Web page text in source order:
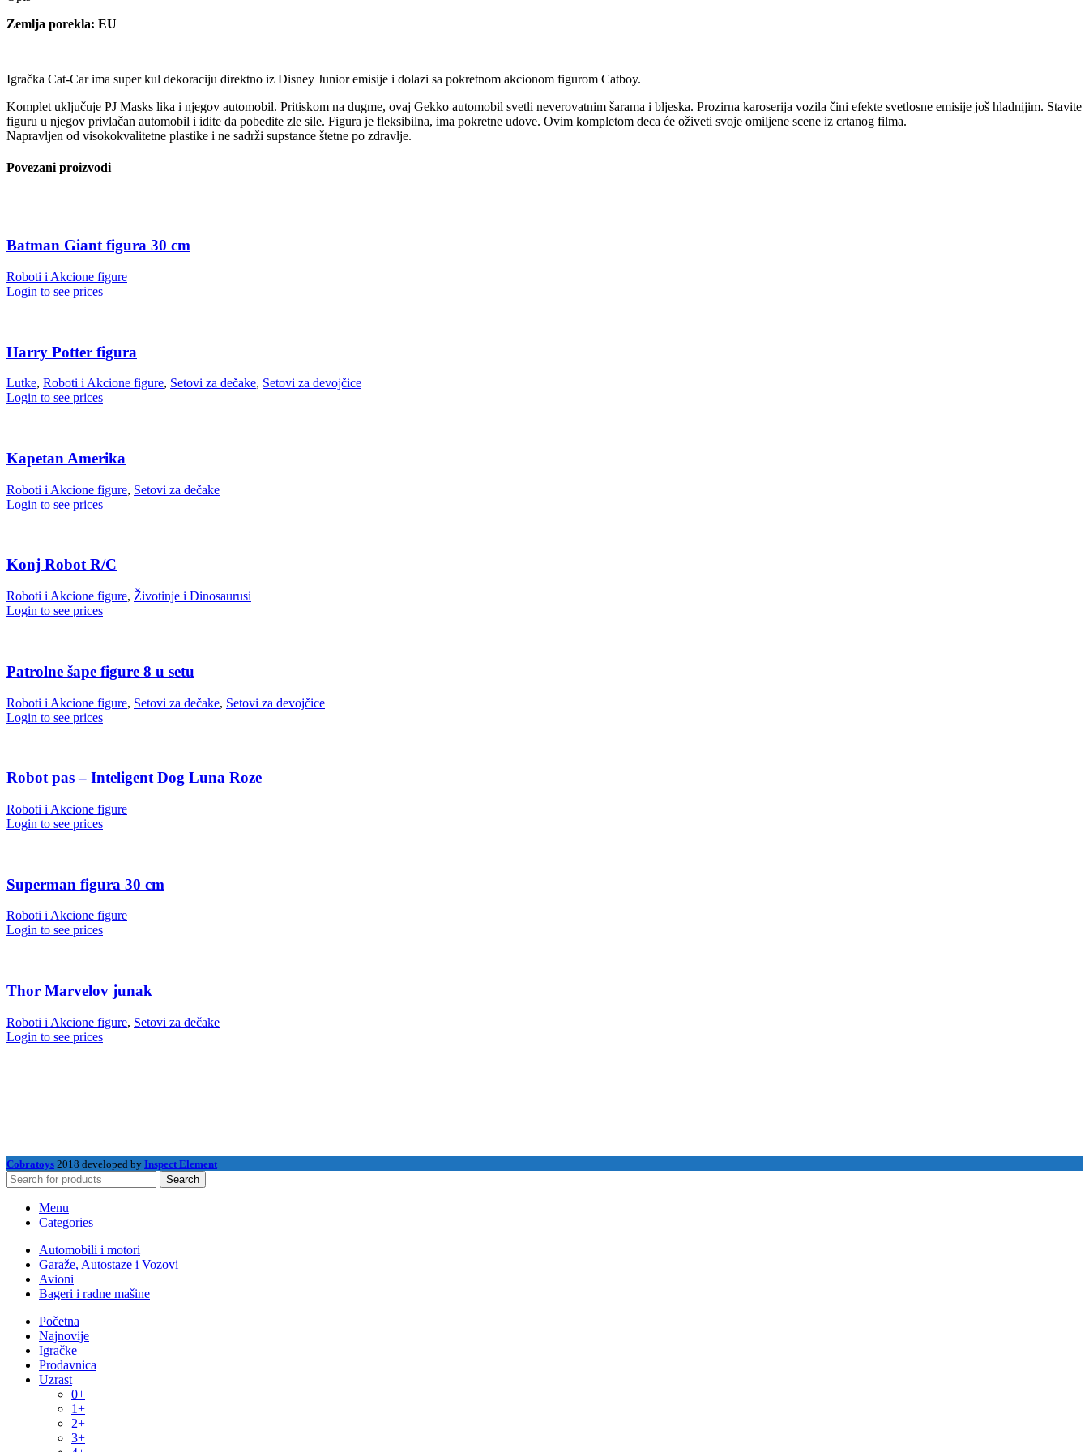
Zemlja porekla: EU
Igračka Cat-Car ima super kul dekoraciju direktno iz Disney Junior emisije i dolazi sa pokretnom akcionom figurom Catboy.
Komplet uključuje PJ Masks lika i njegov automobil. Pritiskom na dugme, ovaj Gekko automobil svetli neverovatnim šarama i bljeska. Prozirna karoserija vozila čini efekte svetlosne emisije još hladnijim. Stavite
figuru u njegov privlačan automobil i idite da pobedite zle sile. Figura je fleksibilna, ima pokretne udove. Ovim kompletom deca će oživeti svoje omiljene scene iz crtanog filma.
Napravljen od visokokvalitetne plastike i ne sadrži supstance štetne po zdravlje.
Povezani proizvodi
Batman Giant figura 30 cm
Roboti i Akcione figure
Login to see prices
Harry Potter figura
Lutke, Roboti i Akcione figure, Setovi za dečake, Setovi za devojčice
Login to see prices
Kapetan Amerika
Roboti i Akcione figure, Setovi za dečake
Login to see prices
Konj Robot R/C
Roboti i Akcione figure, Životinje i Dinosaurusi
Login to see prices
Patrolne šape figure 8 u setu
Roboti i Akcione figure, Setovi za dečake, Setovi za devojčice
Login to see prices
Robot pas – Inteligent Dog Luna Roze
Roboti i Akcione figure
Login to see prices
Superman figura 30 cm
Roboti i Akcione figure
Login to see prices
Thor Marvelov junak
Roboti i Akcione figure, Setovi za dečake
Login to see prices
Cobratoys 2018 developed by Inspect Element
Search
Menu
Categories
Automobili i motori
Garaže, Autostaze i Vozovi
Avioni
Bageri i radne mašine
Početna
Najnovije
Igračke
Prodavnica
Uzrast
0+
1+
2+
3+